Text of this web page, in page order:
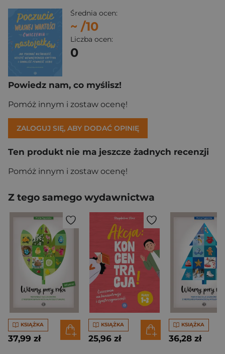
Średnia ocen:
~ /10
Liczba ocen:
0
Powiedz nam, co myślisz!
Pomóż innym i zostaw ocenę!
ZALOGUJ SIĘ, ABY DODAĆ OPINIĘ
Ten produkt nie ma jeszcze żadnych recenzji
Pomóż innym i zostaw ocenę!
Z tego samego wydawnictwa
KSIĄŻKA
37,99 zł
KSIĄŻKA
25,96 zł
KSIĄŻKA
36,28 zł